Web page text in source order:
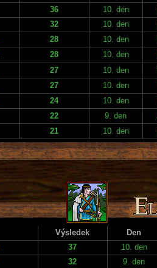
36 10. den
32 10. den
28 10. den
28 10. den
27 10. den
27 10. den
24 10. den
22 9. den
21 10. den
Výsledek Den
37 10. den
32 9. den